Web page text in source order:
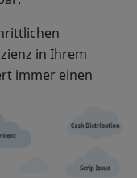
in Ihrem
immer einen